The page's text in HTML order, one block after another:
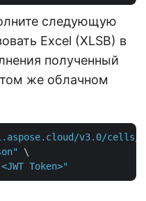
следующую
Excel (XLSB) в
полученный
же облачном
v3.0/cells/
\
Token>"